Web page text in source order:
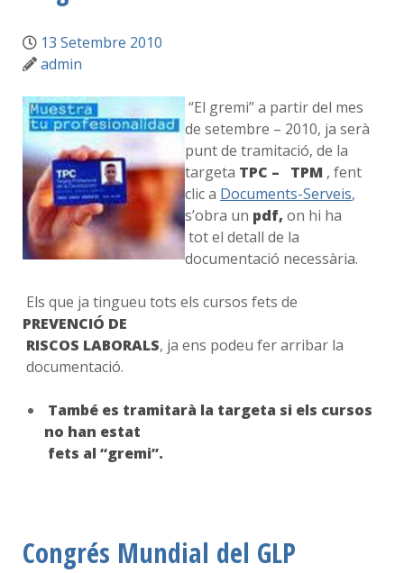
13 Setembre 2010
admin
“El gremi” a partir del mes
de setembre – 2010, ja serà
punt de tramitació, de la
targeta TPC – TPM , fent
clic a Documents-Serveis,
s’obra un pdf, on hi ha
tot el detall de la
documentació necessària.
Els que ja tingueu tots els cursos fets de
PREVENCIÓ DE
RISCOS LABORALS, ja ens podeu fer arribar la
documentació.
També es tramitarà la targeta si els cursos
no han estat
fets al “gremi”.
Congrés Mundial del GLP